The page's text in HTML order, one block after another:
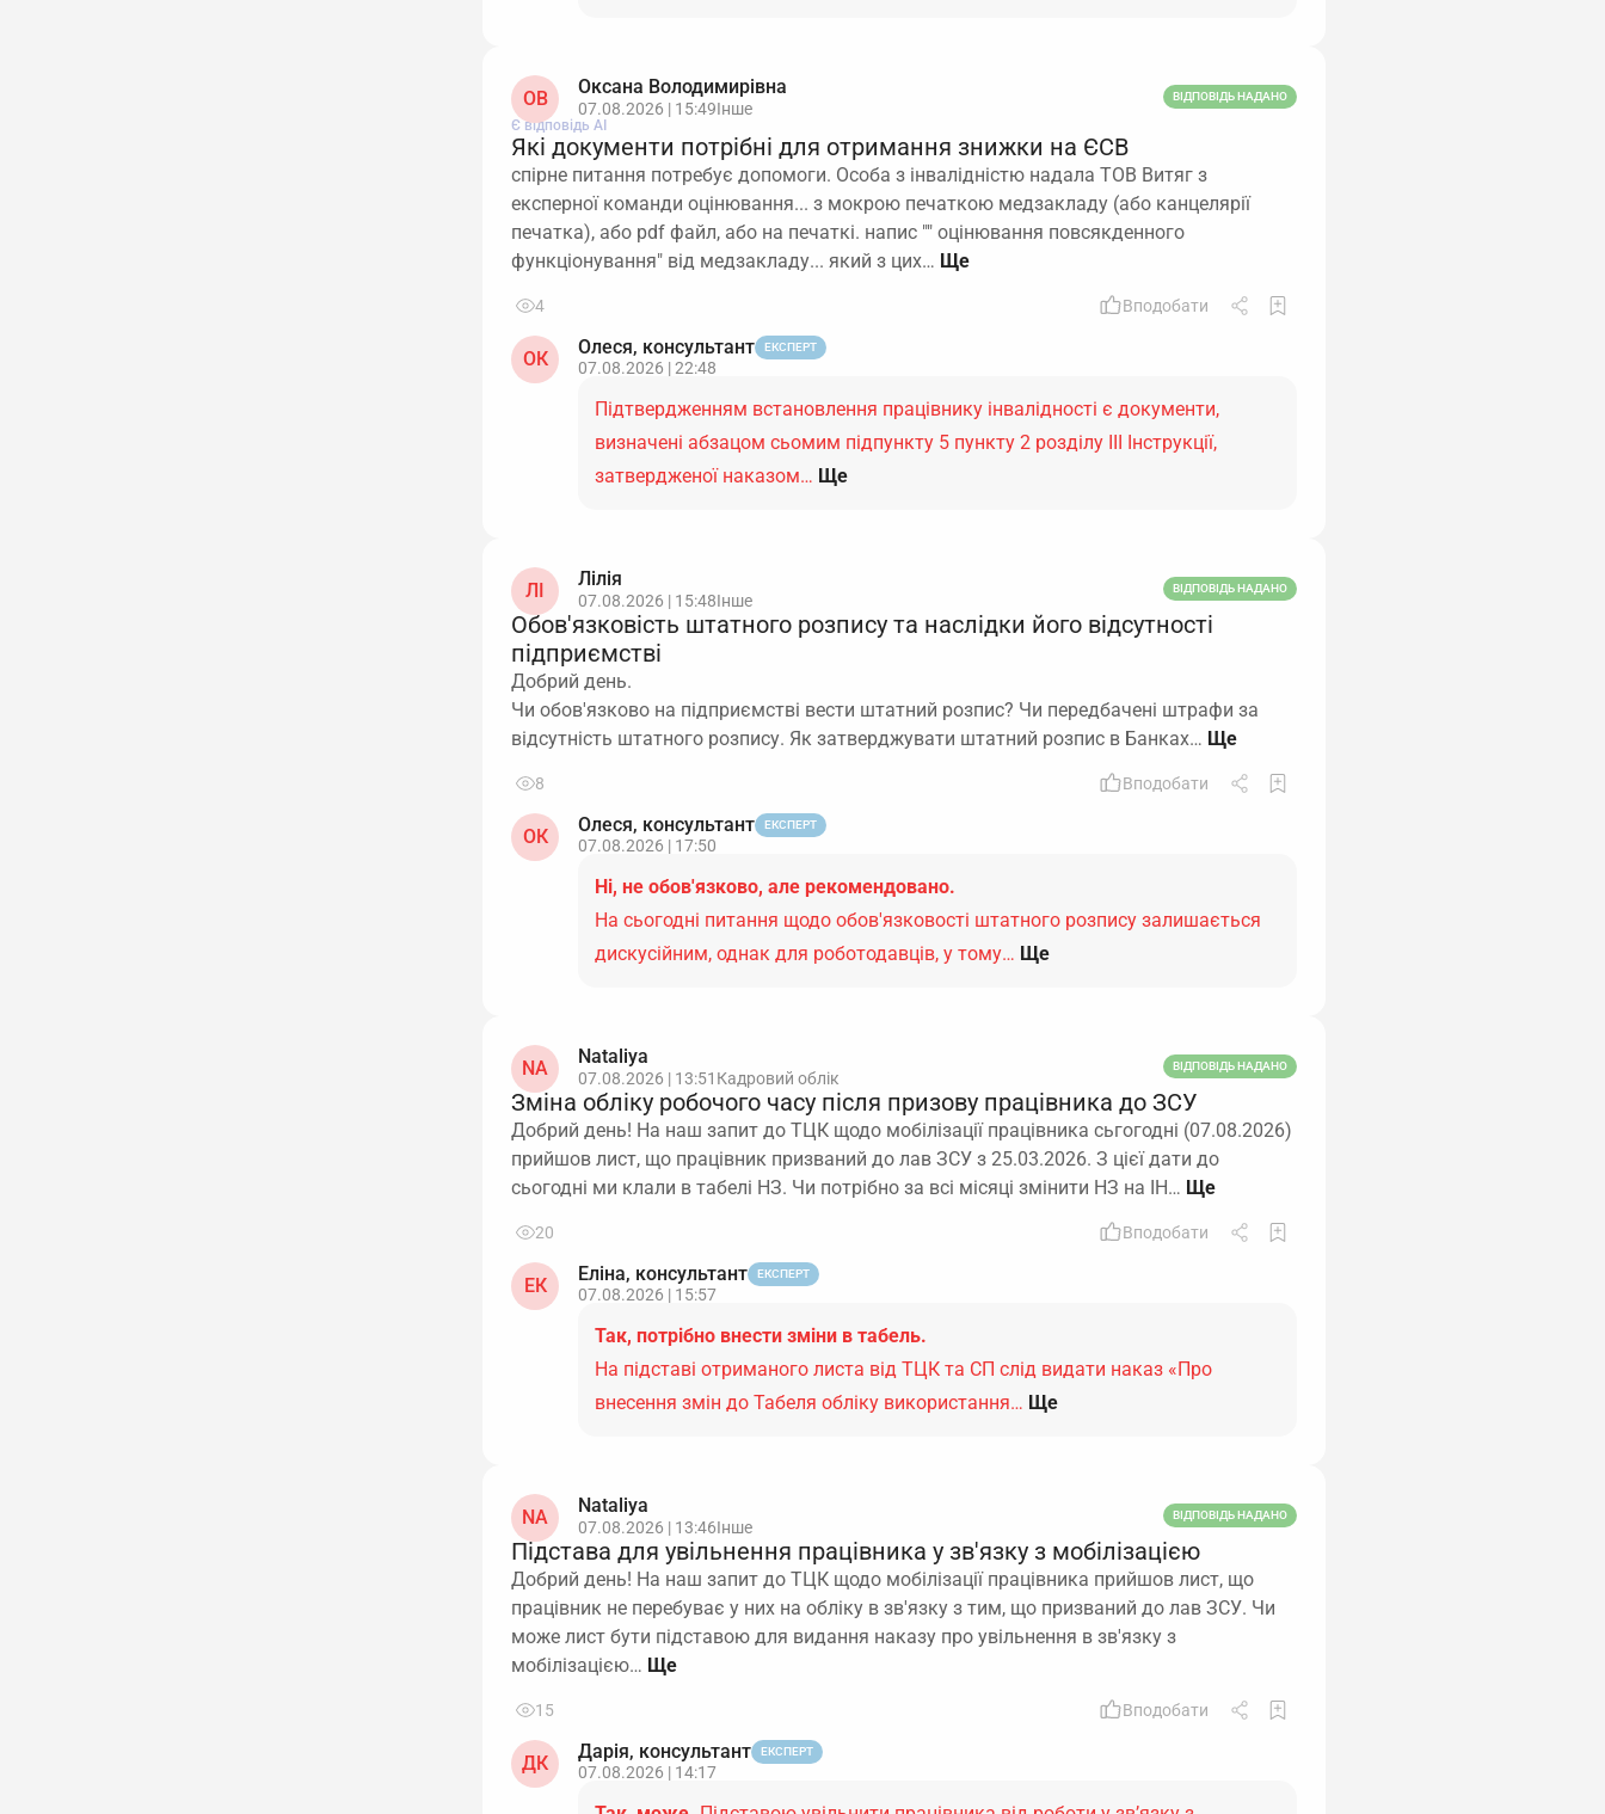
ОВ
Оксана Володимирівна
07.08.2026 | 15:49Інше
ВІДПОВІДЬ НАДАНО
Є відповідь АІ
Які документи потрібні для отримання знижки на ЄСВ
спірне питання потребує допомоги. Особа з інвалідністю надала ТОВ Витяг з
експерної команди оцінювання... з мокрою печаткою медзакладу (або канцелярії
печатка), або pdf файл, або на печаткі. напис "" оцінювання повсякденного
функціонування" від медзакладу... який з цих…
4 Вподобати
ОК
Олеся, консультант ЕКСПЕРТ
07.08.2026 | 22:48
Підтвердженням встановлення працівнику інвалідності є документи,
визначені абзацом сьомим підпункту 5 пункту 2 розділу ІІІ Інструкції,
затвердженої наказом… Ще
ЛІ
Лілія
07.08.2026 | 15:48Інше
ВІДПОВІДЬ НАДАНО
Обов'язковість штатного розпису та наслідки його відсутності
підприємстві
Добрий день.
Чи обов'язково на підприємстві вести штатний розпис? Чи передбачені штрафи за
відсутність штатного розпису. Як затверджувати штатний розпис в Банках…
8 Вподобати
ОК
Олеся, консультант ЕКСПЕРТ
07.08.2026 | 17:50
Ні, не обов'язково, але рекомендовано.
На сьогодні питання щодо обов'язковості штатного розпису залишається
дискусійним, однак для роботодавців, у тому… Ще
NA
Nataliya
07.08.2026 | 13:51 Кадровий облік
ВІДПОВІДЬ НАДАНО
Зміна обліку робочого часу після призову працівника до ЗСУ
Добрий день! На наш запит до ТЦК щодо мобілізації працівника сьгогодні (07.08.2026)
прийшов лист, що працівник призваний до лав ЗСУ з 25.03.2026. З цієї дати до
сьогодні ми клали в табелі НЗ. Чи потрібно за всі місяці змінити НЗ на ІН…
20 Вподобати
ЕК
Еліна, консультант ЕКСПЕРТ
07.08.2026 | 15:57
Так, потрібно внести зміни в табель.
На підставі отриманого листа від ТЦК та СП слід видати наказ «Про
внесення змін до Табеля обліку використання… Ще
NA
Nataliya
07.08.2026 | 13:46Інше
ВІДПОВІДЬ НАДАНО
Підстава для увільнення працівника у зв'язку з мобілізацією
Добрий день! На наш запит до ТЦК щодо мобілізації працівника прийшов лист, що
працівник не перебуває у них на обліку в зв'язку з тим, що призваний до лав ЗСУ. Чи
може лист бути підставою для видання наказу про увільнення в зв'язку з
мобілізацією…
15 Вподобати
ДК
Дарія, консультант ЕКСПЕРТ
07.08.2026 | 14:17